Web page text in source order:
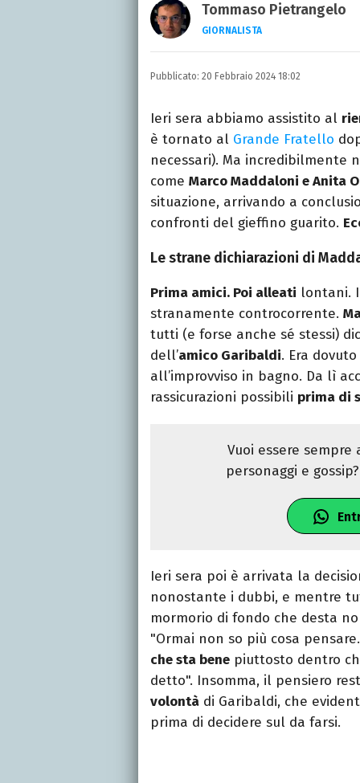
Tommaso Pietrangelo
GIORNALISTA
Autore, giornalista,
appassionato di
Pubblicato: 20 Febbraio 2024 18:02
Ieri sera abbiamo assistito al
è tornato al Grande Fratello
necessari). Ma
come Marco Maddaloni e Anita
situazione, arrivando a
confronti del gieffino guarito.
Le strane dichiarazioni di
Prima amici. Poi alleati lontani.
stranamente controcorrente.
tutti (e forse anche sé stessi)
dell’amico Garibaldi. Era
all’improvviso in bagno. Da lì
rassicurazioni possibili prima di
Vuoi essere
personaggi e
Ieri sera poi è arrivata la
nonostante i dubbi, e mentre
mormorio di fondo che desta
"Ormai non so più cosa
che sta bene piuttosto dentro
detto". Insomma, il pensiero
volontà di Garibaldi, che
prima di decidere sul da farsi.